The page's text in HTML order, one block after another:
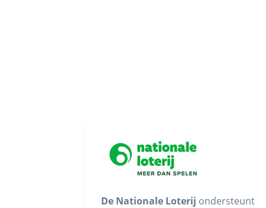
De Nationale Loterij ondersteunt